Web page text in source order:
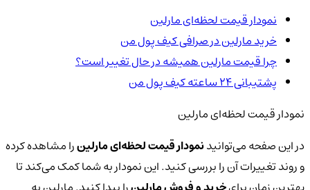
نمودار قیمت لحظه‌ای مارلین
خرید مارلین در صرافی کیف پول من
چرا قیمت مارلین همیشه در حال تغییر است؟
پشتیبانی ۲۴ ساعته کیف پول من
نمودار قیمت لحظه‌ای مارلین
در این صفحه می‌توانیدنمودار قیمت لحظه‌ای مارلینرا مشاهده کرده
و روند تغییرات آن را بررسی کنید. این نمودار به شما کمک می‌کند تا